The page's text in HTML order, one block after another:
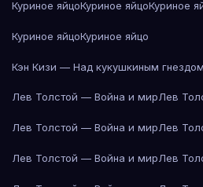
Куриное яйцоКуриное яйцоКуриное
Куриное яйцоКуриное яйцо
Кэн Кизи — Над кукушкиным гнездом
Лев Толстой — Война и мирЛев
Лев Толстой — Война и мирЛев
Лев Толстой — Война и мирЛев